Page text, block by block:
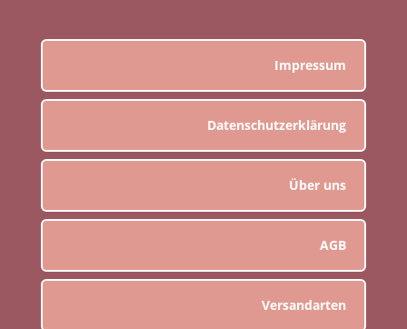
Impressum
Datenschutzerklärung
Über uns
AGB
Versandarten